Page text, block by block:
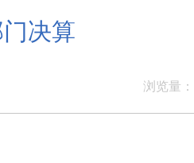
决算
浏览量：